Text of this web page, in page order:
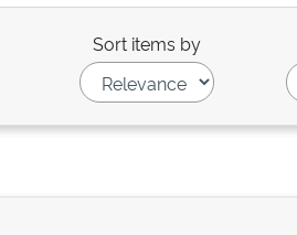
Sort items by